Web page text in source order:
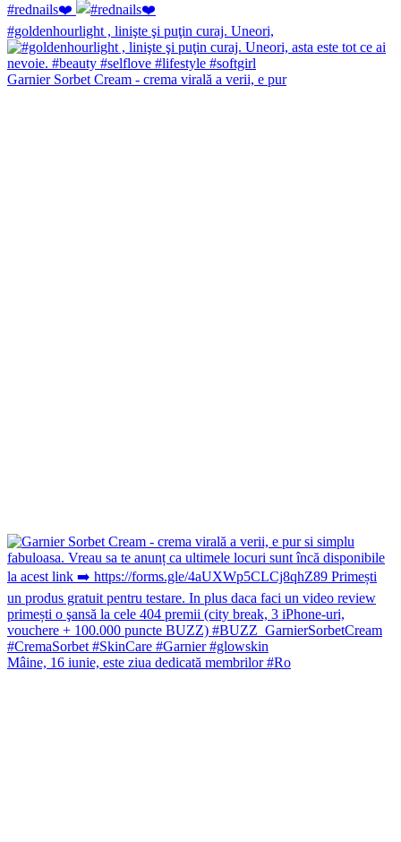
#rednails❤️
#goldenhourlight , linişte şi puţin curaj. Uneori,
Garnier Sorbet Cream - crema virală a verii, e pur
Mâine, 16 iunie, este ziua dedicată membrilor #Ro